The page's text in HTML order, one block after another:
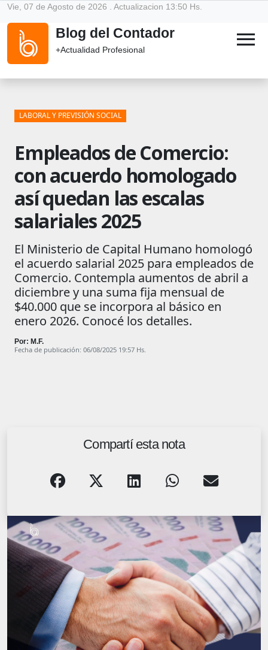
Vie, 07 de Agosto de 2026 . Actualizacion 13:50 Hs.
Blog del Contador
+Actualidad Profesional menu
LABORAL Y PREVISIÓN SOCIAL
Empleados de Comercio:
con acuerdo homologado
así quedan las escalas
salariales 2025
El Ministerio de Capital Humano homologó
el acuerdo salarial 2025 para empleados de
Comercio. Contempla aumentos de abril a
diciembre y una suma fija mensual de
$40.000 que se incorpora al básico en
enero 2026. Conocé los detalles.
Por: M.F.
Fecha de publicación: 06/08/2025 19:57 Hs.
Compartí esta nota